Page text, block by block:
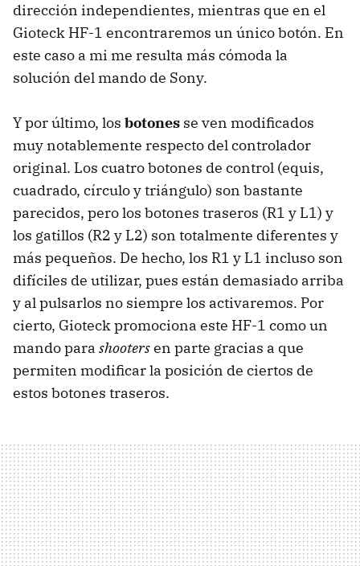
dirección independientes, mientras que en el
Gioteck HF-1 encontraremos un único botón. En
este caso a mi me resulta más cómoda la
solución del mando de Sony.
Y por último, los botones se ven modificados
muy notablemente respecto del controlador
original. Los cuatro botones de control (equis,
cuadrado, círculo y triángulo) son bastante
parecidos, pero los botones traseros (R1 y L1) y
los gatillos (R2 y L2) son totalmente diferentes y
más pequeños. De hecho, los R1 y L1 incluso son
difíciles de utilizar, pues están demasiado arriba
y al pulsarlos no siempre los activaremos. Por
cierto, Gioteck promociona este HF-1 como un
mando para shootersen parte gracias a que
permiten modificar la posición de ciertos de
estos botones traseros.